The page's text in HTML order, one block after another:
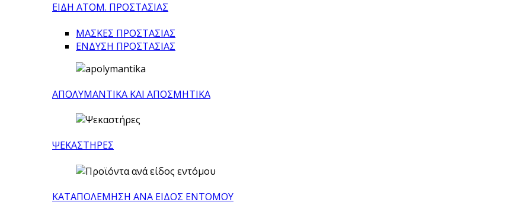
ΕΙΔΗ ΑΤΟΜ. ΠΡΟΣΤΑΣΙΑΣ
ΜΑΣΚΕΣ ΠΡΟΣΤΑΣΙΑΣ
ΕΝΔΥΣΗ ΠΡΟΣΤΑΣΙΑΣ
ΑΠΟΛΥΜΑΝΤΙΚΑ ΚΑΙ ΑΠΟΣΜΗΤΙΚΑ
ΨΕΚΑΣΤΗΡΕΣ
ΚΑΤΑΠΟΛΕΜΗΣΗ ΑΝΑ ΕΙΔΟΣ ΕΝΤΟΜΟΥ